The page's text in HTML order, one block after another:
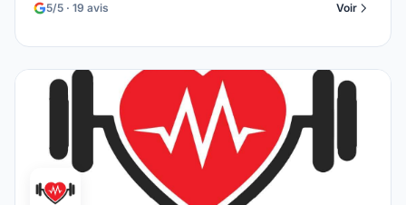
5/5 · 19 avis Voir